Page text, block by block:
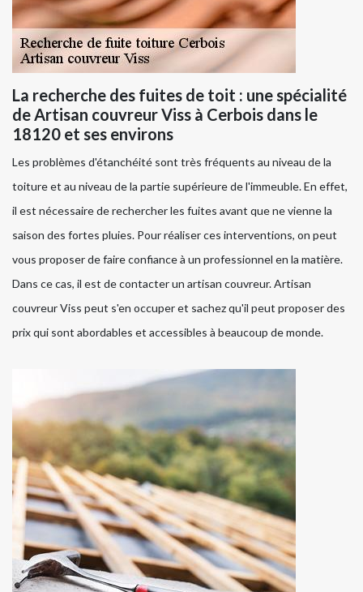
La recherche des fuites de toit : une spécialité
de Artisan couvreur Viss à Cerbois dans le
18120 et ses environs
Les problèmes d'étanchéité sont très fréquents au niveau de la
toiture et au niveau de la partie supérieure de l'immeuble. En effet,
il est nécessaire de rechercher les fuites avant que ne vienne la
saison des fortes pluies. Pour réaliser ces interventions, on peut
vous proposer de faire confiance à un professionnel en la matière.
Dans ce cas, il est de contacter un artisan couvreur. Artisan
couvreur Viss peut s'en occuper et sachez qu'il peut proposer des
prix qui sont abordables et accessibles à beaucoup de monde.